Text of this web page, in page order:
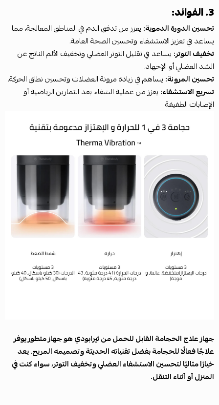
3. الفوائد:
تحسين الدورة الدموية: يعزز من تدفق الدم في المناطق المعالجة، مما
يساعد في تعزيز الاستشفاء وتحسين الصحة العامة.
تخفيف التوتر: يساعد في تقليل التوتر العضلي وتخفيف الألم الناتج عن
الشد العضلي أو الإجهاد.
تحسين المرونة: يساهم في زيادة مرونة العضلات وتحسين نطاق الحركة.
تسريع الاستشفاء: يعزز من عملية الشفاء بعد التمارين الرياضية أو
الإصابات الطفيفة
جهاز علاج الحجامة القابل للحمل من ثيرابودي هو جهاز متطور يوفر
علاجًا فعالًا للحجامة بفضل تقنياته الحديثة وتصميمه المريح. يعد
خيارًا مثاليًا لتحسين الاستشفاء العضلي وتخفيف التوتر، سواء كنت في
المنزل أو أثناء التنقل.